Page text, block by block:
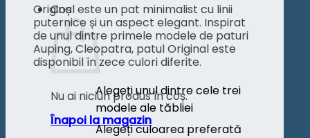
Coș
Nu ai niciun produs în coș.
Înapoi la magazin
Original este un pat minimalist cu linii
puternice și un aspect elegant. Inspirat
de unul dintre primele modele de paturi
Auping, Cleopatra, patul Original este
disponibil în zece culori diferite.
Alegeți unul dintre cele trei
modele ale tăbliei
Alegeți culoarea preferată